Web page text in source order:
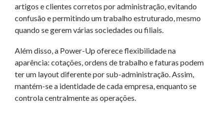
artigos e clientes corretos por administração, evitando
confusão e permitindo um trabalho estruturado, mesmo
quando se gerem várias sociedades ou filiais.
Além disso, a Power-Up oferece flexibilidade na
aparência: cotações, ordens de trabalho e faturas podem
ter um layout diferente por sub-administração. Assim,
mantém-se a identidade de cada empresa, enquanto se
controla centralmente as operações.